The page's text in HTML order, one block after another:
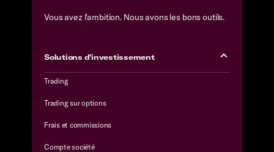
Vous avez l'ambition. Nous avons les bons outils.
Solutions d'investissement
Trading
Trading sur options
Frais et commissions
Compte société